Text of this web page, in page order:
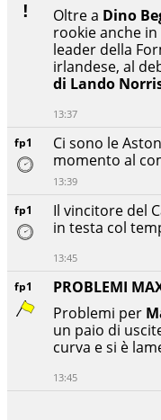
fp1
PROBLEMI
Problemi per
un paio di
curva e si è
13:45
fp1 Il vincitore del
in testa col
13:45
fp1 Ci sono le
momento al
13:39
Oltre a Dino
rookie anche
leader della
irlandese, al
di Lando
13:37